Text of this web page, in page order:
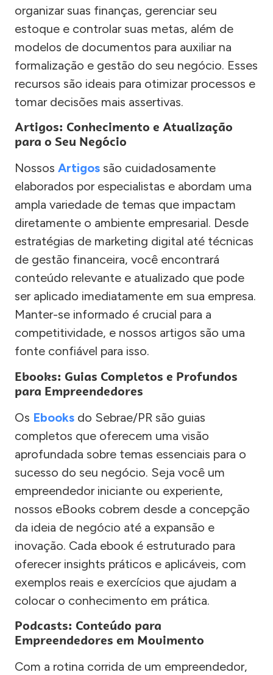
organizar suas finanças, gerenciar seu
estoque e controlar suas metas, além de
modelos de documentos para auxiliar na
formalização e gestão do seu negócio. Esses
recursos são ideais para otimizar processos e
tomar decisões mais assertivas.
Artigos: Conhecimento e Atualização
para o Seu Negócio
Nossos Artigos são cuidadosamente
elaborados por especialistas e abordam uma
ampla variedade de temas que impactam
diretamente o ambiente empresarial. Desde
estratégias de marketing digital até técnicas
de gestão financeira, você encontrará
conteúdo relevante e atualizado que pode
ser aplicado imediatamente em sua empresa.
Manter-se informado é crucial para a
competitividade, e nossos artigos são uma
fonte confiável para isso.
Ebooks: Guias Completos e Profundos
para Empreendedores
Os Ebooks do Sebrae/PR são guias
completos que oferecem uma visão
aprofundada sobre temas essenciais para o
sucesso do seu negócio. Seja você um
empreendedor iniciante ou experiente,
nossos eBooks cobrem desde a concepção
da ideia de negócio até a expansão e
inovação. Cada ebook é estruturado para
oferecer insights práticos e aplicáveis, com
exemplos reais e exercícios que ajudam a
colocar o conhecimento em prática.
Podcasts: Conteúdo para
Empreendedores em Movimento
Com a rotina corrida de um empreendedor,